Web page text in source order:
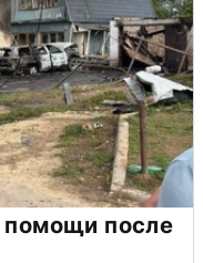
помощи после